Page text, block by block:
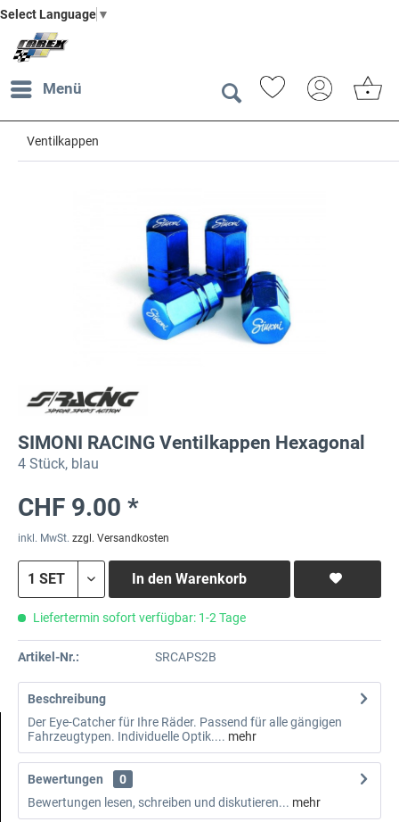
Select Language ▼
Menü
Ventilkappen
SIMONI RACING Ventilkappen Hexagonal
4 Stück, blau
CHF 9.00 *
inkl. MwSt. zzgl. Versandkosten
In den Warenkorb
Liefertermin sofort verfügbar: 1-2 Tage
Artikel-Nr.: SRCAPS2B
Beschreibung
Der Eye-Catcher für Ihre Räder. Passend für alle gängigen
Fahrzeugtypen. Individuelle Optik.... mehr
Bewertungen
0
Bewertungen lesen, schreiben und diskutieren... mehr